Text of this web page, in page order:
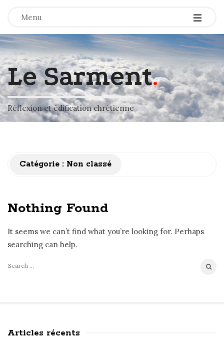
Menu -
-
-
Le Sarment.
Réflexion et édification chrétienne
Catégorie : Non classé
Nothing Found
It seems we can’t find what you’re looking for. Perhaps
searching can help.
S
h
S
Articles récents